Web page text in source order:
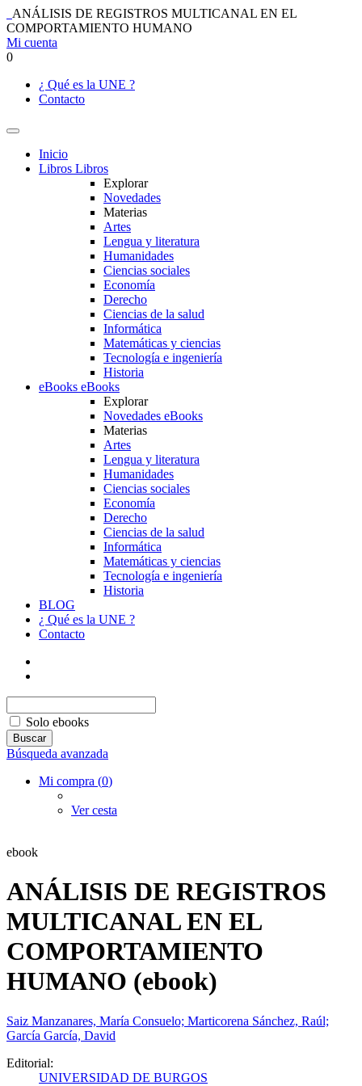
ANÁLISIS DE REGISTROS MULTICANAL EN EL
COMPORTAMIENTO HUMANO
Mi cuenta
0
¿ Qué es la UNE ?
Contacto
Inicio
Libros Libros
Explorar
Novedades
Materias
Artes
Lengua y literatura
Humanidades
Ciencias sociales
Economía
Derecho
Ciencias de la salud
Informática
Matemáticas y ciencias
Tecnología e ingeniería
Historia
eBooks eBooks
Explorar
Novedades eBooks
Materias
Artes
Lengua y literatura
Humanidades
Ciencias sociales
Economía
Derecho
Ciencias de la salud
Informática
Matemáticas y ciencias
Tecnología e ingeniería
Historia
BLOG
¿ Qué es la UNE ?
Contacto
Solo ebooks
Búsqueda avanzada
Mi compra (0)
Ver cesta
ebook
ANÁLISIS DE REGISTROS
MULTICANAL EN EL
COMPORTAMIENTO
HUMANO (ebook)
Saiz Manzanares, María Consuelo; Marticorena Sánchez, Raúl;
García García, David
Editorial:
UNIVERSIDAD DE BURGOS